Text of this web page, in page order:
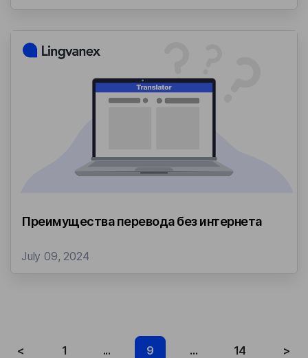
Преимущества перевода без интернета
July 09, 2024
< 1 ... 9 ... 14 >